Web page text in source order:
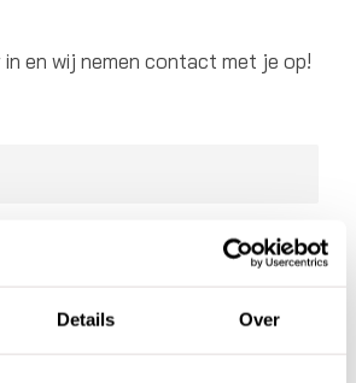
Details Over
en wij nemen contact met je op!